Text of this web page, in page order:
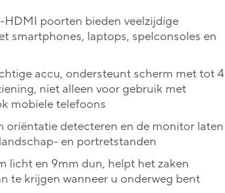
HDMI poorten bieden veelzijdige
smartphones, laptops, spelconsoles en
accu, ondersteunt scherm met tot 4
niet alleen voor gebruik met
mobiele telefoons
oriëntatie detecteren en de monitor laten
en portretstanden
licht en 9mm dun, helpt het zaken
te krijgen wanneer u onderweg bent